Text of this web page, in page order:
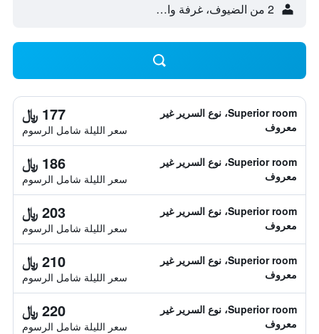
2 من الضيوف، غرفة واحدة
Superior room، نوع السرير غير
معروف
177 ﷼
سعر الليلة شامل الرسوم
Superior room، نوع السرير غير
معروف
186 ﷼
سعر الليلة شامل الرسوم
Superior room، نوع السرير غير
معروف
203 ﷼
سعر الليلة شامل الرسوم
Superior room، نوع السرير غير
معروف
210 ﷼
سعر الليلة شامل الرسوم
Superior room، نوع السرير غير
معروف
220 ﷼
سعر الليلة شامل الرسوم